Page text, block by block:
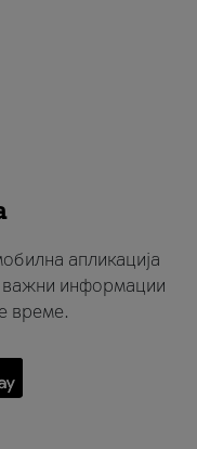
апликација
важни информации
време.